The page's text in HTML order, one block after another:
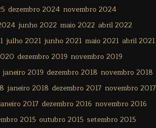
dezembro 2024 novembro 2024
junho 2022 maio 2022 abril 2022
julho 2021 junho 2021 maio 2021 abril 2021
dezembro 2019 novembro 2019
janeiro 2019 dezembro 2018 novembro 2018
janeiro 2018 dezembro 2017 novembro 2017
2017 dezembro 2016 novembro 2016
2015 outubro 2015 setembro 2015